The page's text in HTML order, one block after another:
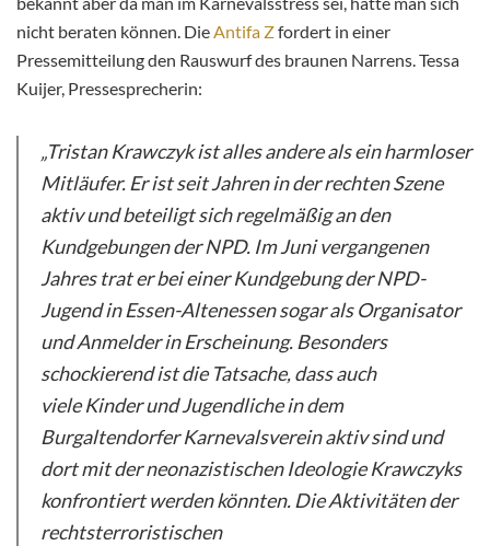
nicht beraten können. DieAntifa Zfordert in einer
Pressemitteilung den Rauswurf des braunen Narrens. Tessa
Kuijer, Pressesprecherin:
„Tristan Krawczyk ist alles andere als ein harmloser
Mitläufer. Er ist seit Jahren in der rechten Szene
aktiv und beteiligt sich regelmäßig an den
Kundgebungen der NPD. Im Juni vergangenen
Jahres trat er bei einer Kundgebung der NPD-
Jugend in Essen-Altenessen sogar als Organisator
und Anmelder in Erscheinung. Besonders
schockierend ist die Tatsache, dass auch
viele Kinder und Jugendliche in dem
Burgaltendorfer Karnevalsverein aktiv sind und
dort mit der neonazistischen Ideologie Krawczyks
konfrontiert werden könnten. Die Aktivitäten der
rechtsterroristischen